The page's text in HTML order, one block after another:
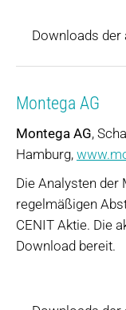
Downloads der
Montega AG
Montega AG,
Hamburg,
Die Analysten der
regelmäßigen
CENIT Aktie. Die
Download bereit.